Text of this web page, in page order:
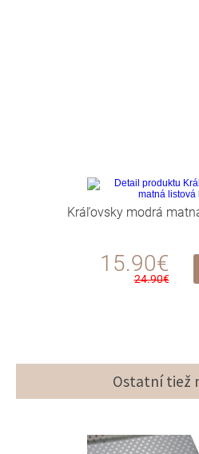
Kráľovsky modrá
15.90€
24.90€
Ostatní tiež